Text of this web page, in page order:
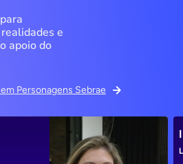
e
apoio do
Personagens Sebrae